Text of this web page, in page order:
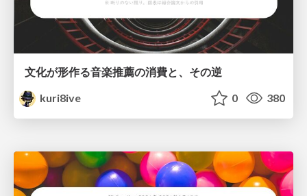
文化が形作る音楽推薦の消費と、その逆
kuri8ive
0 380